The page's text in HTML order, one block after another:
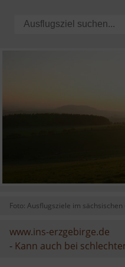
Foto: Ausflugsziele im
www.ins-erzgebirge.de
- Kann auch bei